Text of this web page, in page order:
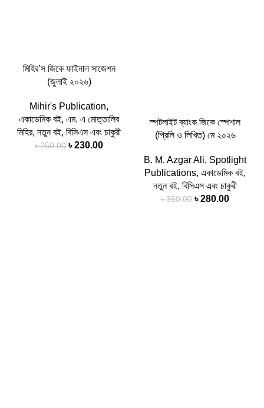
মিহির’স জিকে ফাইনাল সাজেশন
(জুলাই ২০২৬)
Mihir's Publication,
একাডেমিক বই, এম. এ মোত্তালিব
মিহির, নতুন বই, বিসিএস এবং চাকুরী
৳250.00 ৳230.00
স্পটলাইট ব্যাংক জিকে স্পেশাল
(প্রিলি ও লিখিত) মে ২০২৬
B. M. Azgar Ali, Spotlight
Publications, একাডেমিক বই,
নতুন বই, বিসিএস এবং চাকুরী
৳350.00 ৳280.00